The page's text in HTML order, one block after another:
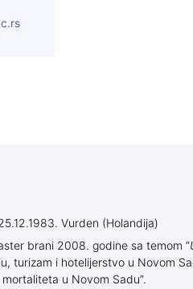
Vurden (Holandija)
brani 2008. godine sa temom ”
turizam i hotelijerstvo u Novom
u Novom Sadu”.